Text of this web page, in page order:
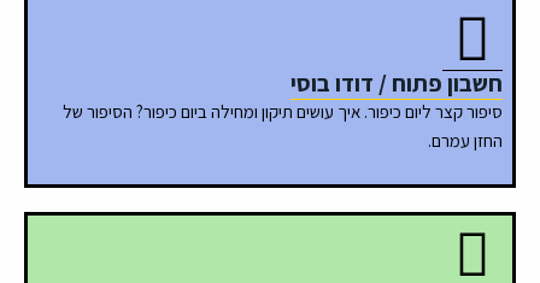
חשבון פתוח / דודו בוסי
סיפור קצר ליום כיפור. איך עושים תיקון ומחילה ביום כיפור? הסיפור של
החזן עמרם.